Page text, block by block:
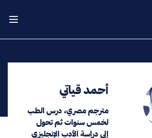
فتح
أحمد قياتي
مترجم مصري، درس الطب
لخمس سنوات ثم تحول
إلى دراسة الأدب الإنجليزي